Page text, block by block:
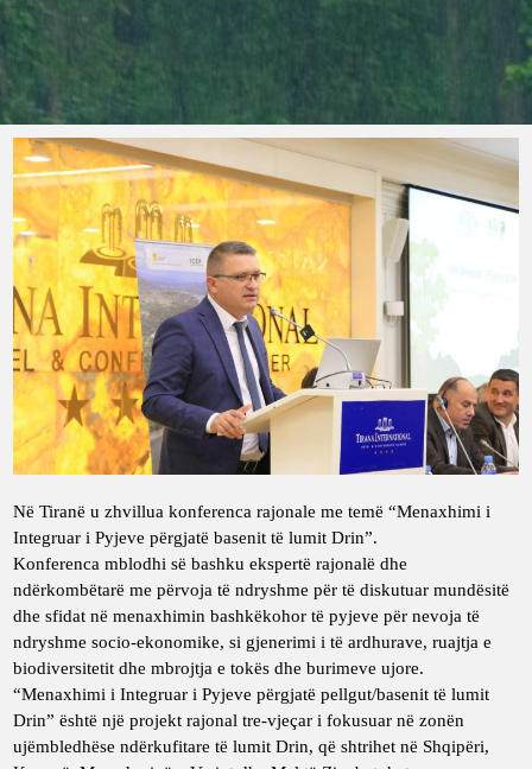
Në Tiranë u zhvillua konferenca rajonale me temë “Menaxhimi i
Integruar i Pyjeve përgjatë basenit të lumit Drin”.
Konferenca mblodhi së bashku ekspertë rajonalë dhe
ndërkombëtarë me përvoja të ndryshme për të diskutuar mundësitë
dhe sfidat në menaxhimin bashkëkohor të pyjeve për nevoja të
ndryshme socio-ekonomike, si gjenerimi i të ardhurave, ruajtja e
biodiversitetit dhe mbrojtja e tokës dhe burimeve ujore.
“Menaxhimi i Integruar i Pyjeve përgjatë pellgut/basenit të lumit
Drin” është një projekt rajonal tre-vjeçar i fokusuar në zonën
ujëmbledhëse ndërkufitare të lumit Drin, që shtrihet në Shqipëri,